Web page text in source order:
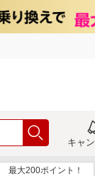
キャ
最大200ポイント！